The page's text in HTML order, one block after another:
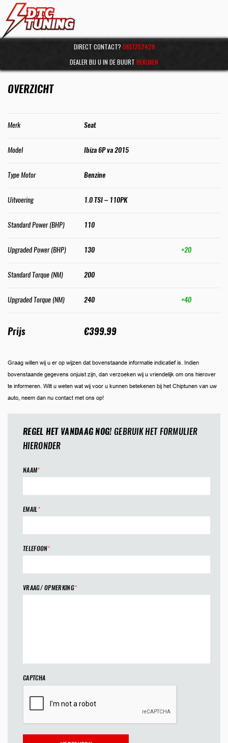
DIRECT CONTACT? 0651252429
DEALER BIJ U IN DE BUURT BEKIJKEN
OVERZICHT
Merk Seat
Model Ibiza 6P va 2015
Type Motor Benzine
Uitvoering 1.0 TSI – 110PK
Standard Power (BHP) 110
Upgraded Power (BHP) 130 +20
Standard Torque (NM) 200
Upgraded Torque (NM) 240 +40
Prijs €399.99
Graag willen wij u er op wijzen dat bovenstaande informatie indicatief is. Indien
bovenstaande gegevens onjuist zijn, dan verzoeken wij u vriendelijk om ons hierover
te informeren. Wilt u weten wat wij voor u kunnen betekenen bij het Chiptunen van uw
auto, neem dan nu contact met ons op!
REGEL HET VANDAAG NOG!GEBRUIK HET FORMULIER
HIERONDER
NAAM*
EMAIL*
TELEFOON*
VRAAG/ OPMERKING*
CAPTCHA